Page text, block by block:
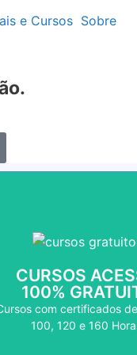
e Cursos Sobre
CURSOS
100%
com certificados
100, 120 e 160
Válido em todo o
Útil para:
Empregos;
Qualificação;
Aperfeiçoamento,